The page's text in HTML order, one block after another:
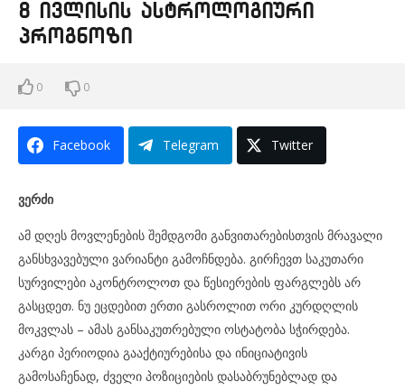
8 ივლისის ასტროლოგიური
პროგნოზი
0 0
Facebook Telegram Twitter
ვერძი
ამ დღეს მოვლენების შემდგომი განვითარებისთვის მრავალი
განსხვავებული ვარიანტი გამოჩნდება. გირჩევთ საკუთარი
სურვილები აკონტროლოთ და წესიერების ფარგლებს არ
გასცდეთ. ნუ ეცდებით ერთი გასროლით ორი კურდღლის
მოკვლას – ამას განსაკუთრებული ოსტატობა სჭირდება.
კარგი პერიოდია გააქტიურებისა და ინიციატივის
გამოსაჩენად, ძველი პოზიციების დასაბრუნებლად და